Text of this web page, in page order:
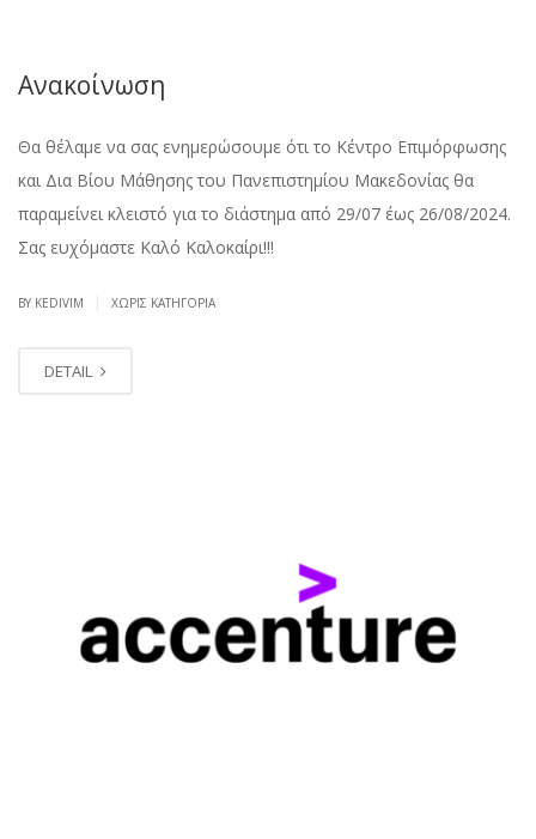
Ανακοίνωση
Θα θέλαμε να σας ενημερώσουμε ότι το Κέντρο Επιμόρφωσης
και Δια Βίου Μάθησης του Πανεπιστημίου Μακεδονίας θα
παραμείνει κλειστό για το διάστημα από 29/07 έως 26/08/2024.
Σας ευχόμαστε Καλό Καλοκαίρι!!!
BY KEDIVIM ΧΩΡΊΣ ΚΑΤΗΓΟΡΊΑ
DETAIL